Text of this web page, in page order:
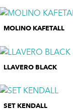
MOLINO KAFETALL
LLAVERO BLACK
SET KENDALL